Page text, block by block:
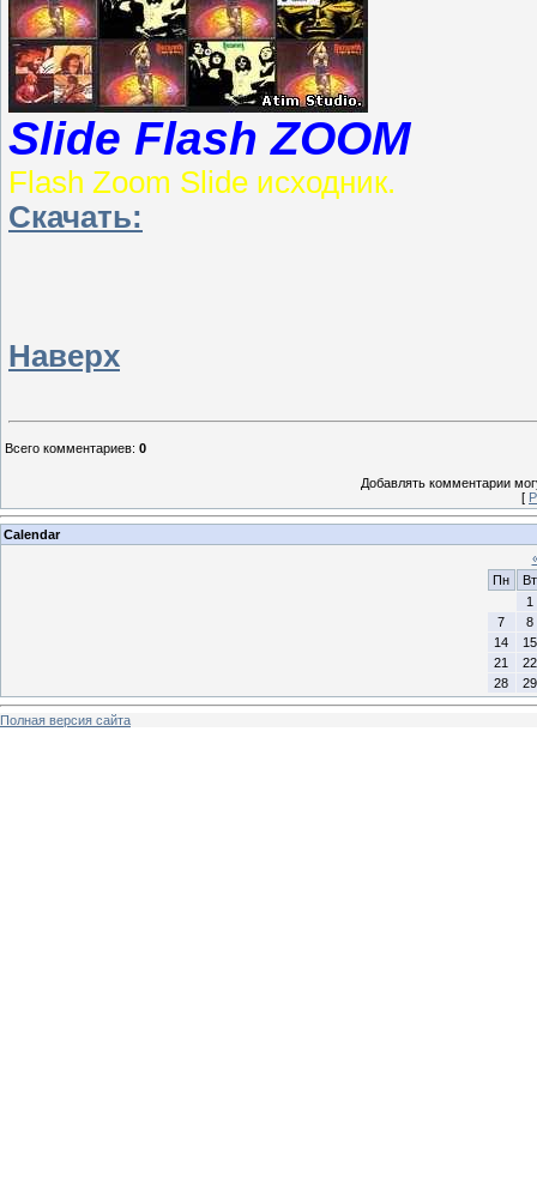
Slide Flash ZOOM
Flash Zoom Slide исходник.
Скачать:
Наверх
Всего комментариев: 0
Добавлять комментарии
[
Calendar
Пн
Вт
1
7
8
14
15
21
22
28
29
Полная версия сайта